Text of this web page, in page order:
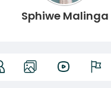
Sphiwe Malinga